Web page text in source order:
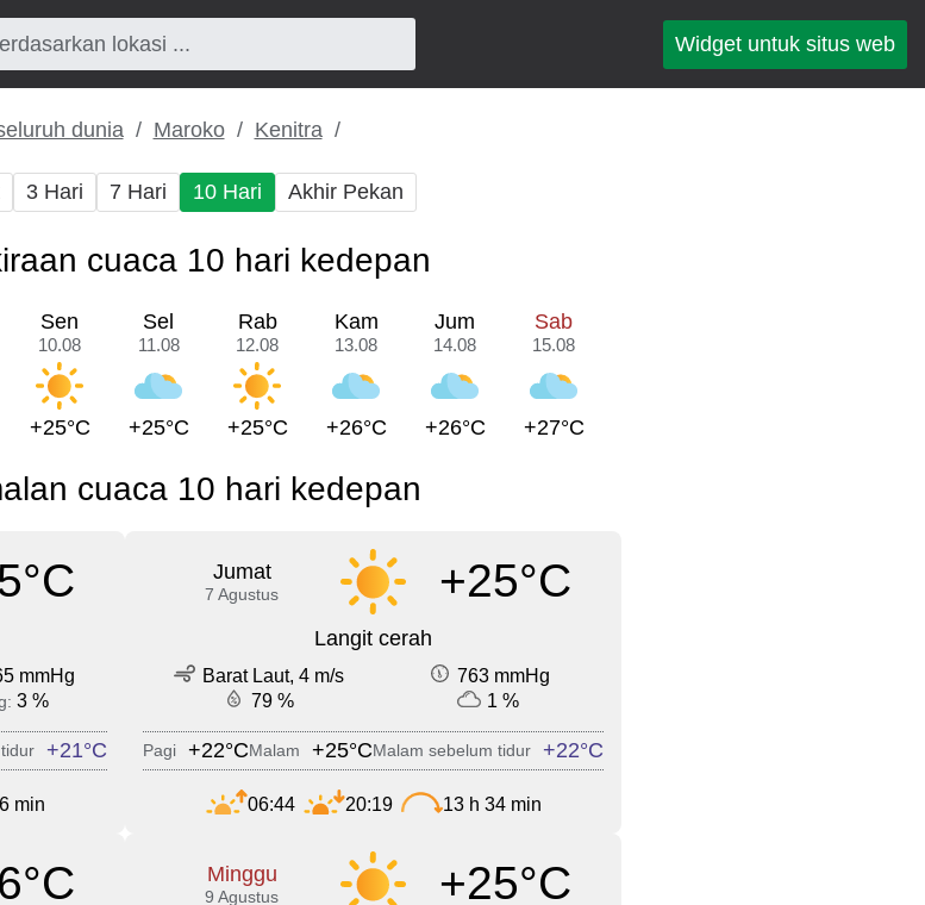
Widget untuk situs web
dunia Maroko Kenitra
3 Hari 7 Hari 10 Hari Akhir Pekan
cuaca 10 hari kedepan
Sen
10.08
+25°C
Sel
11.08
+25°C
Rab
12.08
+25°C
Kam
13.08
+26°C
Jum
14.08
+26°C
Sab
15.08
+27°C
cuaca 10 hari kedepan
mmHg
3 %
+21°C
min
Jumat
7 Agustus +25°C
Langit cerah
Barat Laut, 4 m/s
763 mmHg
79 %
1 %
Pagi +22°CMalam +25°CMalam sebelum tidur +22°C
06:44 20:19 13 h 34 min
Minggu
9 Agustus +25°C